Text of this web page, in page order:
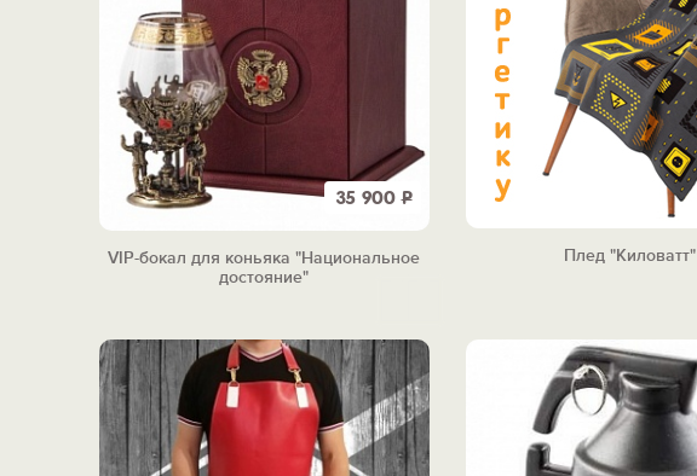
35 900Р
VIP-бокал для коньяка "Национальное
достояние"
Плед "Киловатт"